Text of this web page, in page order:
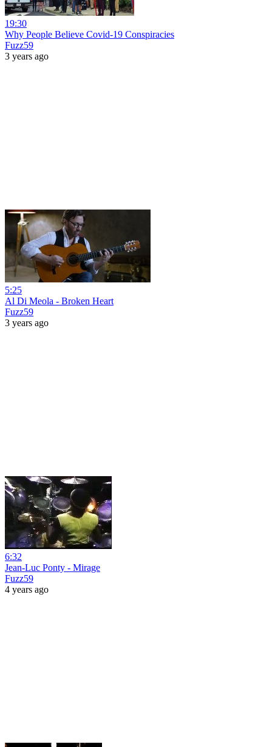
19:30
Why People Believe Covid-19 Conspiracies
Fuzz59
3 years ago
5:25
Al Di Meola - Broken Heart
Fuzz59
3 years ago
6:32
Jean-Luc Ponty - Mirage
Fuzz59
4 years ago